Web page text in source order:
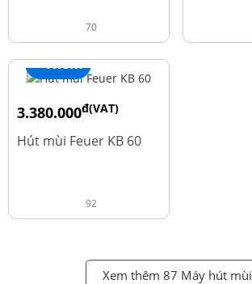
70
+ Thêm
3.380.000đ(VAT)
Hút mùi Feuer KB 60
92
Xem thêm 87 Máy hút mùi